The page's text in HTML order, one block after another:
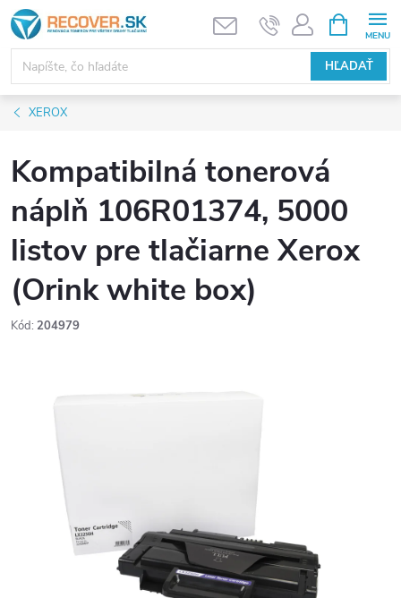
Prejsť
na
obsah
HĽADAŤ
KOŠÍK
XEROX
Kompatibilná tonerová
náplň 106R01374, 5000
listov pre tlačiarne Xerox
(Orink white box)
Kód: 204979